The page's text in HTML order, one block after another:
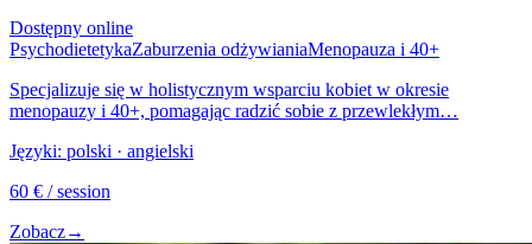
Dostępny online
PsychodietetykaZaburzenia odżywianiaMenopauza i 40+
Specjalizuje się w holistycznym wsparciu kobiet w okresie
menopauzy i 40+, pomagając radzić sobie z przewlekłym…
Języki: polski · angielski
60 € / session
Zobacz→